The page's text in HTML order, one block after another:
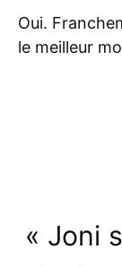
Oui.
le meilleur
« Joni